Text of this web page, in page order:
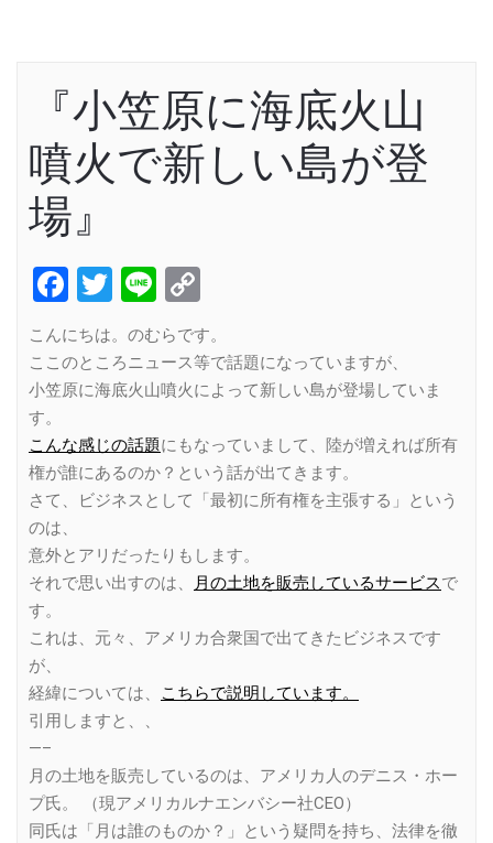
『小笠原に海底火山
噴火で新しい島が登
場』
Facebook
Twitter
Line
Link
こんにちは。のむらです。
ここのところニュース等で話題になっていますが、
小笠原に海底火山噴火によって新しい島が登場していま
す。
こんな感じの話題にもなっていまして、陸が増えれば所有
権が誰にあるのか？という話が出てきます。
さて、ビジネスとして「最初に所有権を主張する」という
のは、
意外とアリだったりもします。
それで思い出すのは、
月の土地を販売しているサービスで
す。
これは、元々、アメリカ合衆国で出てきたビジネスです
が、
経緯については、
こちらで説明しています。
引用しますと、、
—–
月の土地を販売しているのは、アメリカ人のデニス・ホー
プ氏。 （現アメリカルナエンバシー社CEO）
同氏は「月は誰のものか？」という疑問を持ち、法律を徹